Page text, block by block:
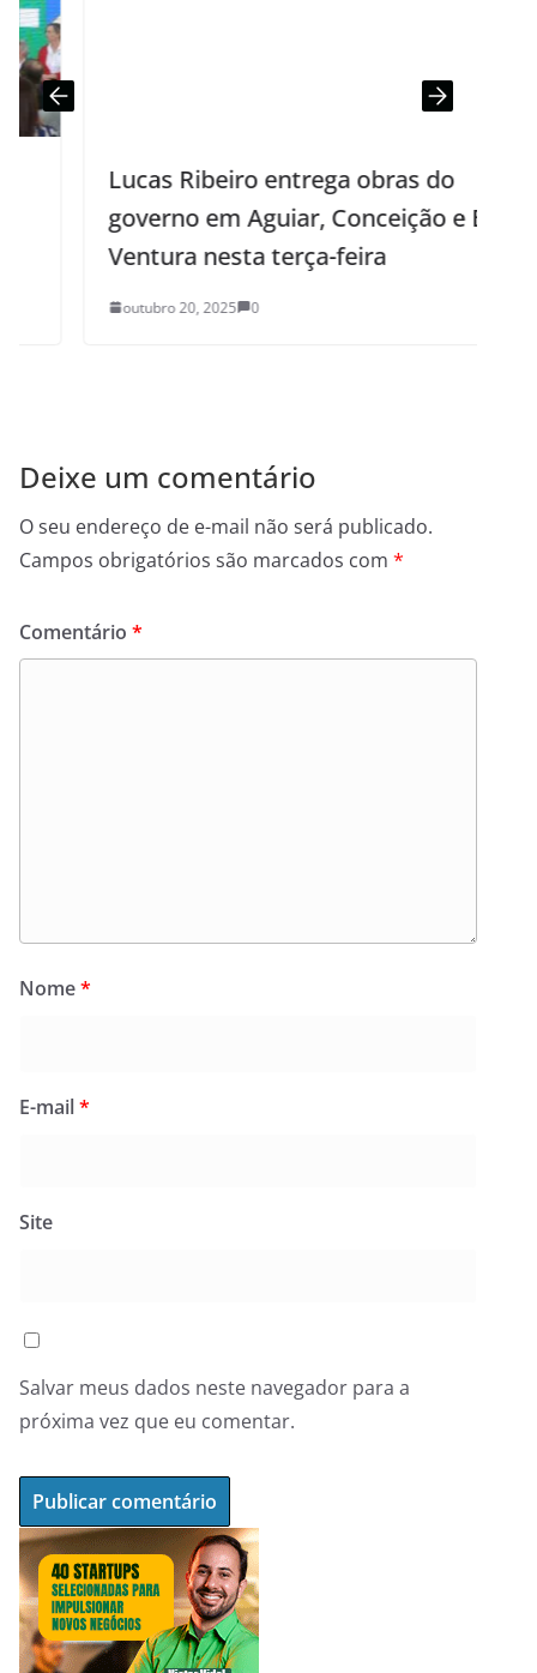
Lucas Ribeiro entrega obras do
governo em Aguiar, Conceição e Boa
Ventura nesta terça-feira
outubro 20, 2025 0
Deixe um comentário
O seu endereço de e-mail não será publicado.
Campos obrigatórios são marcados com *
Comentário *
Nome*
E-mail*
Site
Salvar meus dados neste navegador para a
próxima vez que eu comentar.